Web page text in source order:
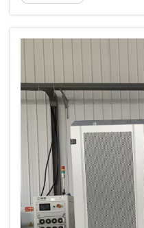
nas para criar quartos
BOX-E são pioneiras ...